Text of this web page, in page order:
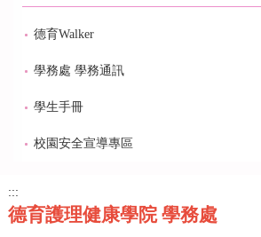
德育Walker
學務處 學務通訊
學生手冊
校園安全宣導專區
:::
德育護理健康學院 學務處